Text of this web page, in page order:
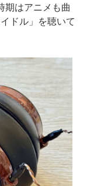
期はアニメも曲
ドル」を聴いて